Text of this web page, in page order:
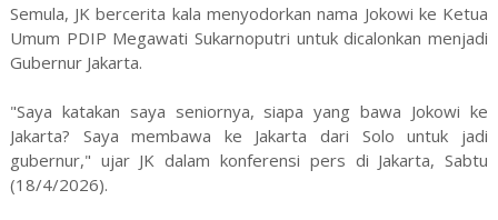
Semula, JK bercerita kala menyodorkan nama Jokowi ke Ketua
Umum PDIP Megawati Sukarnoputri untuk dicalonkan menjadi
Gubernur Jakarta.
"Saya katakan saya seniornya, siapa yang bawa Jokowi ke
Jakarta? Saya membawa ke Jakarta dari Solo untuk jadi
gubernur," ujar JK dalam konferensi pers di Jakarta, Sabtu
(18/4/2026).